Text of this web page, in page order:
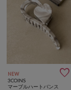
NEW 
3COINS
マーブルハートバンス